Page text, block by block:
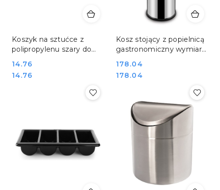
Koszyk na sztućce z
polipropylenu szary do
426081
Cena:
14.76
Cena:
14.76
Kosz stojący z popielnicą
gastronomiczny wymiary
Cena:
178.04
Cena:
178.04